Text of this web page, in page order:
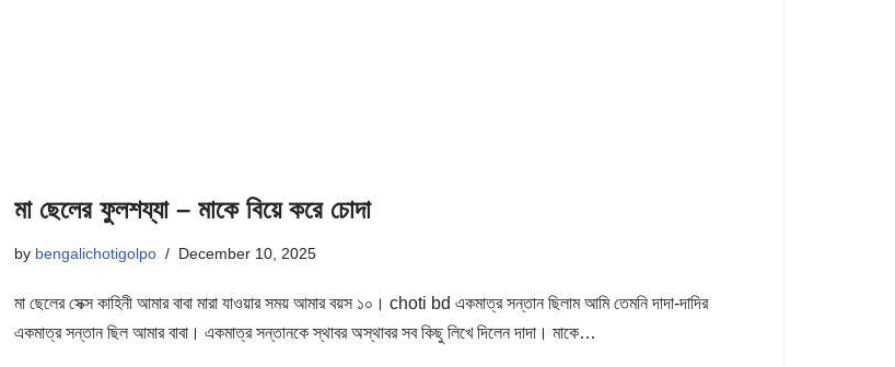
মা ছেলের ফুলশয্যা – মাকে বিয়ে করে চোদা
by bengalichotigolpo December 10, 2025
মা ছেলের সেক্স কাহিনী আমার বাবা মারা যাওয়ার সময় আমার বয়স ১০। choti bd একমাত্র সন্তান ছিলাম আমি তেমনি দাদা-দাদির
একমাত্র সন্তান ছিল আমার বাবা। একমাত্র সন্তানকে স্থাবর অস্থাবর সব কিছু লিখে দিলেন দাদা। মাকে…